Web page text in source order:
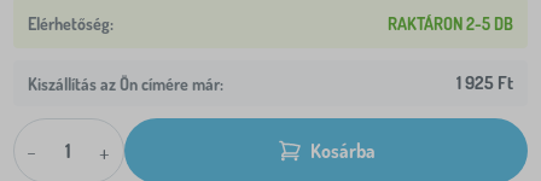
RAKTÁRON 2-5 DB
Kiszállítás az Ön címére már: 1 925 Ft
- + Kosárba